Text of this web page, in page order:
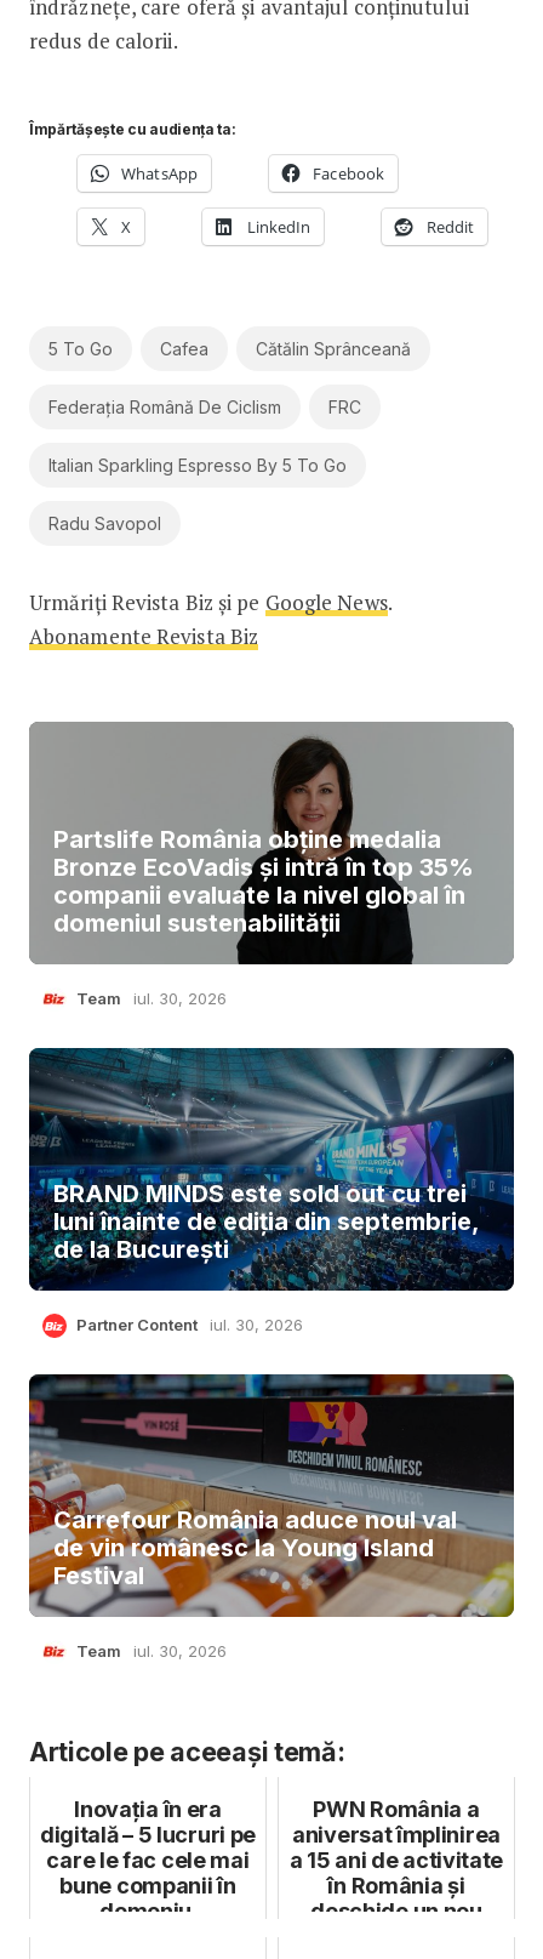
îndrăznețe, care oferă și avantajul conținutului
redus de calorii.
Împărtășește cu audiența ta:
WhatsApp Facebook
X LinkedIn Reddit
5 To Go Cafea Cătălin Sprânceană
Federația Română De Ciclism FRC
Italian Sparkling Espresso By 5 To Go
Radu Savopol
Urmăriți Revista Biz și pe Google News.
Abonamente Revista Biz
Partslife România obține medalia
Bronze EcoVadis și intră în top 35%
companii evaluate la nivel global în
domeniul sustenabilității
Team iul. 30, 2026
BRAND MINDS este sold out cu trei
luni înainte de ediția din septembrie,
de la București
Partner Content iul. 30, 2026
Carrefour România aduce noul val
de vin românesc la Young Island
Festival
Team iul. 30, 2026
Articole pe aceeași temă:
Inovaţia în era
digitală – 5 lucruri pe
care le fac cele mai
bune companii în
domeniu
PWN România a
aniversat împlinirea
a 15 ani de activitate
în România și
deschide un nou